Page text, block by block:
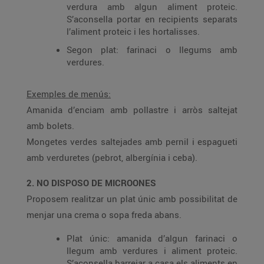
verdura amb algun aliment proteic.
S’aconsella portar en recipients separats
l’aliment proteic i les hortalisses.
Segon plat: farinaci o llegums amb
verdures.
Exemples de menús:
Amanida d’enciam amb pollastre i arròs saltejat
amb bolets.
Mongetes verdes saltejades amb pernil i espagueti
amb verduretes (pebrot, albergínia i ceba).
2. NO DISPOSO DE MICROONES
Proposem realitzar un plat únic amb possibilitat de
menjar una crema o sopa freda abans.
Plat únic: amanida d’algun farinaci o
llegum amb verdures i aliment proteic.